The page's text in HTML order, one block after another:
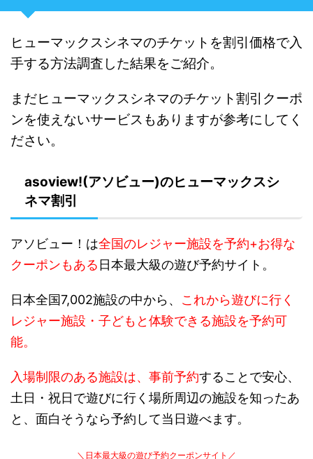
ヒューマックスシネマのチケットを割引価格で入
手する方法調査した結果をご紹介。
まだヒューマックスシネマのチケット割引クーポ
ンを使えないサービスもありますが参考にしてく
ださい。
asoview!(アソビュー)のヒューマックスシ
ネマ割引
アソビュー！は全国のレジャー施設を予約+お得な
クーポンもある 日本最大級の遊び予約サイト。
日本全国7,002施設の中から、 これから遊びに行く
レジャー施設・子どもと体験できる施設を予約可
能。
入場制限のある施設は、事前予約することで安心、
土日・祝日で遊びに行く場所周辺の施設を知ったあ
と、面白そうなら予約して当日遊べます。
＼日本最大級の遊び予約クーポンサイト／